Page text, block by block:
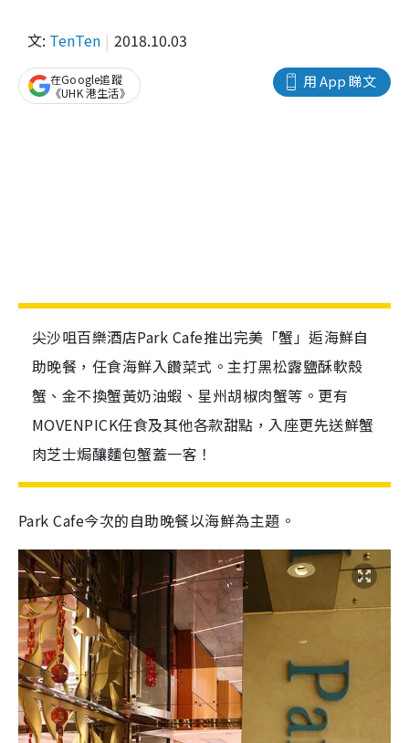
文: TenTen 2018.10.03
用 App 睇文
在Google追蹤
《UHK 港生活》
尖沙咀百樂酒店Park Cafe推出完美「蟹」逅海鮮自
助晚餐，任食海鮮入饡菜式。主打黑松露鹽酥軟殼
蟹、金不換蟹黃奶油蝦、星州胡椒肉蟹等。更有
MOVENPICK任食及其他各款甜點，入座更先送鮮蟹
肉芝士焗釀麵包蟹蓋一客！
Park Cafe今次的自助晚餐以海鮮為主題。